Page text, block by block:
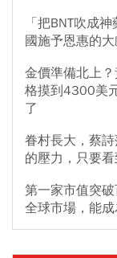
「把BNT吹成
國施予恩惠的
金價準備北上
格摸到4300美
了
眷村長大，蔡
的壓力，只要
第一家市值突
全球市場，能